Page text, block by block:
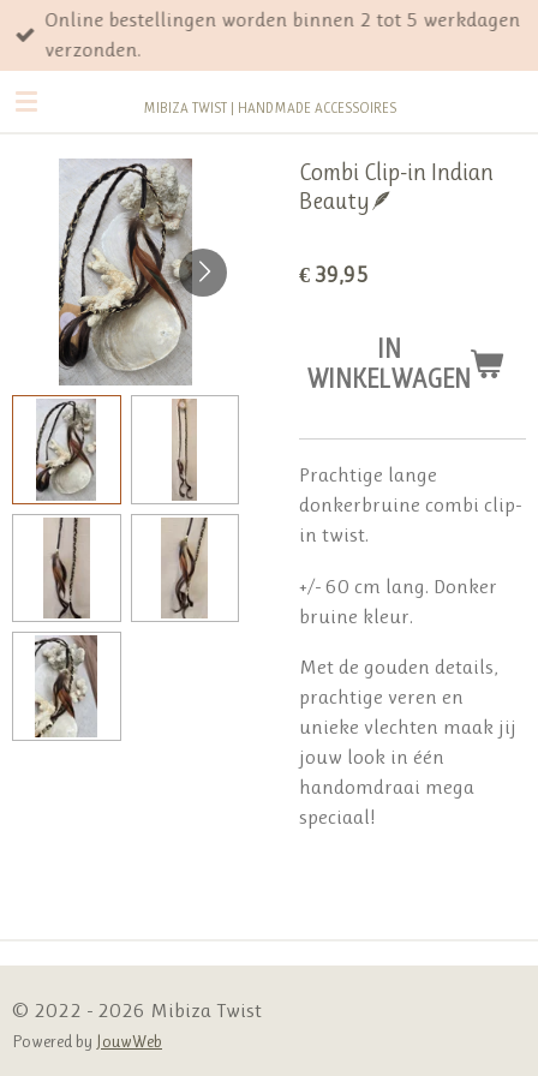
Ga
direct
naar
de
MIBIZA TWIST | HANDMADE ACCESSOIRES
Online bestellingen worden binnen 2 tot 5 werkdagen
verzonden.
Combi Clip-in Indian
Beauty🪶
€ 39,95
IN
WINKELWAGEN
Prachtige lange
donkerbruine combi clip-
in twist.
+/- 60 cm lang. Donker
bruine kleur.
Met de gouden details,
prachtige veren en
unieke vlechten maak jij
jouw look in één
handomdraai mega
speciaal!
© 2022 - 2026 Mibiza Twist
Powered by JouwWeb